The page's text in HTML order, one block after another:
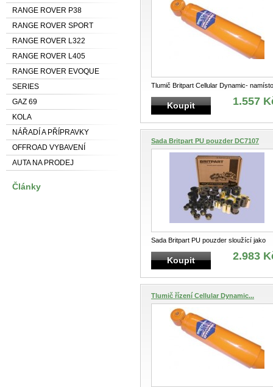
RANGE ROVER P38
RANGE ROVER SPORT
RANGE ROVER L322
RANGE ROVER L405
RANGE ROVER EVOQUE
SERIES
GAZ 69
KOLA
NÁŘADÍ A PŘÍPRAVKY
OFFROAD VYBAVENÍ
AUTA NA PRODEJ
Články
Tlumič Britpart Cellular Dynamic- namísto
plynu, nebo vzduchu obsahuje buněč
Koupit 1.557
Sada Britpart PU pouzder DC7107
Sada Britpart PU pouzder sloužící jako
náhrada silentblokůkompletní sada na
Koupit 2.983
Tlumič řízení Cellular Dynamic...